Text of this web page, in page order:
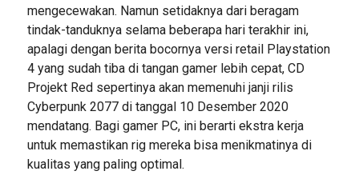
mengecewakan. Namun setidaknya dari beragam
tindak-tanduknya selama beberapa hari terakhir ini,
apalagi dengan berita bocornya versi retail Playstation
4 yang sudah tiba di tangan gamer lebih cepat, CD
Projekt Red sepertinya akan memenuhi janji rilis
Cyberpunk 2077 di tanggal 10 Desember 2020
mendatang. Bagi gamer PC, ini berarti ekstra kerja
untuk memastikan rig mereka bisa menikmatinya di
kualitas yang paling optimal.